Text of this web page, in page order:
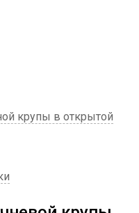
крупы в открытой